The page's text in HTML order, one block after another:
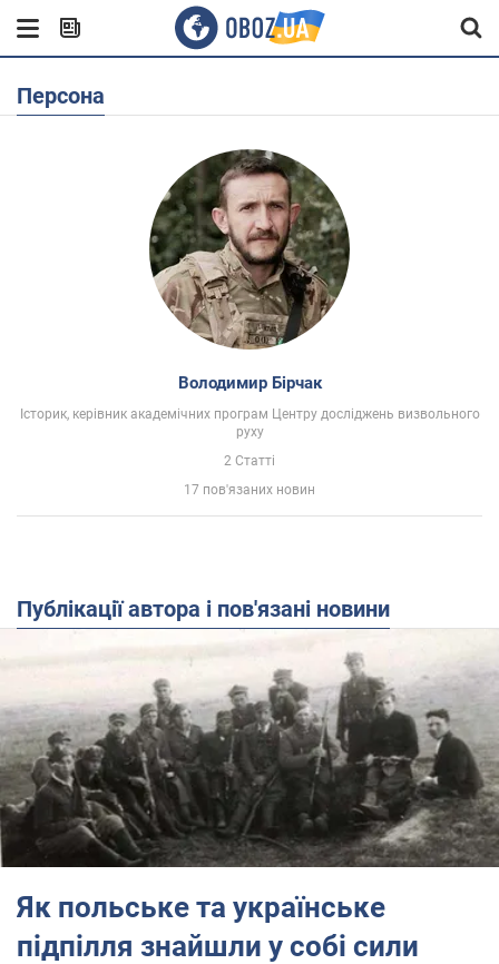
Персона
Володимир Бірчак
Історик, керівник академічних програм Центру досліджень визвольного
руху
2 Статті
17 пов'язаних новин
Публікації автора і пов'язані новини
Як польське та українське
підпілля знайшли у собі сили